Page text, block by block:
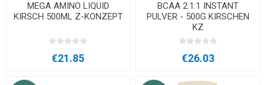
MEGA AMINO LIQUID
KIRSCH 500ML Z-KONZEPT
€21.85
BCAA 2:1:1 INSTANT
PULVER - 500G KIRSCHEN
KZ
€26.03